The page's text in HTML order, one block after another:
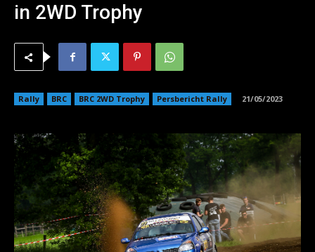
in 2WD Trophy
Rally BRC BRC 2WD Trophy Persbericht Rally 21/05/2023